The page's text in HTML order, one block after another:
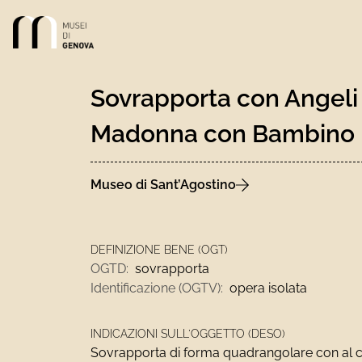
Link alla homepage
Sovrapporta con Angeli
Madonna con Bambino
Museo di Sant’Agostino
DEFINIZIONE BENE (OGT)
OGTD: sovrapporta
Identificazione (OGTV): opera isolata
INDICAZIONI SULL'OGGETTO (DESO)
Sovrapporta di forma quadrangolare con al